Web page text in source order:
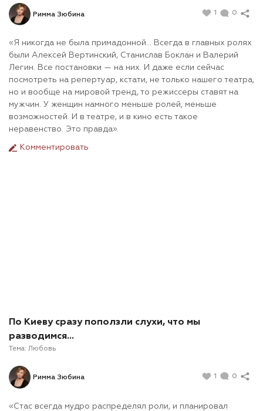
Римма Зюбина 1 0
«Я никогда не была примадонной… Всегда в главных ролях
были Алексей Вертинский, Станислав Боклан и Валерий
Легин. Все постановки — на них. И даже если сейчас
посмотреть на репертуар, кстати, не только нашего театра,
но и вообще на мировой тренд, то режиссеры ставят на
мужчин. У женщин намного меньше ролей, меньше
возможностей. И в театре, и в кино есть такое
неравенство. Это правда».
Комментировать
По Киеву сразу поползли слухи, что мы
разводимся…
Тема: Любовь
Римма Зюбина 1 0
«Стас всегда мудро распределял роли, и планировал